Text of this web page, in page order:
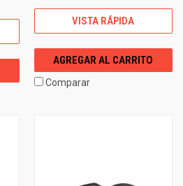
VISTA RÁPIDA
AGREGAR AL CARRITO
Comparar